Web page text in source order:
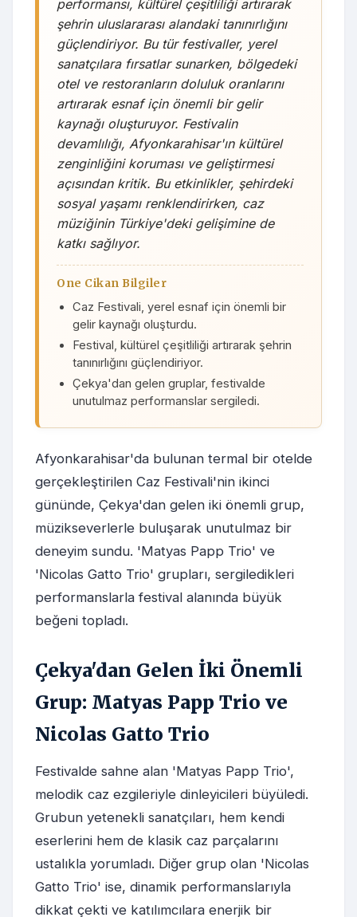
performansı, kültürel çeşitliliği artırarak
şehrin uluslararası alandaki tanınırlığını
güçlendiriyor. Bu tür festivaller, yerel
sanatçılara fırsatlar sunarken, bölgedeki
otel ve restoranların doluluk oranlarını
artırarak esnaf için önemli bir gelir
kaynağı oluşturuyor. Festivalin
devamlılığı, Afyonkarahisar'ın kültürel
zenginliğini koruması ve geliştirmesi
açısından kritik. Bu etkinlikler, şehirdeki
sosyal yaşamı renklendirirken, caz
müziğinin Türkiye'deki gelişimine de
katkı sağlıyor.
One Cikan Bilgiler
Caz Festivali, yerel esnaf için önemli bir
gelir kaynağı oluşturdu.
Festival, kültürel çeşitliliği artırarak şehrin
tanınırlığını güçlendiriyor.
Çekya'dan gelen gruplar, festivalde
unutulmaz performanslar sergiledi.
Afyonkarahisar'da bulunan termal bir otelde
gerçekleştirilen Caz Festivali'nin ikinci
gününde, Çekya'dan gelen iki önemli grup,
müzikseverlerle buluşarak unutulmaz bir
deneyim sundu. 'Matyas Papp Trio' ve
'Nicolas Gatto Trio' grupları, sergiledikleri
performanslarla festival alanında büyük
beğeni topladı.
Çekya'dan Gelen İki Önemli
Grup: Matyas Papp Trio ve
Nicolas Gatto Trio
Festivalde sahne alan 'Matyas Papp Trio',
melodik caz ezgileriyle dinleyicileri büyüledi.
Grubun yetenekli sanatçıları, hem kendi
eserlerini hem de klasik caz parçalarını
ustalıkla yorumladı. Diğer grup olan 'Nicolas
Gatto Trio' ise, dinamik performanslarıyla
dikkat çekti ve katılımcılara enerjik bir